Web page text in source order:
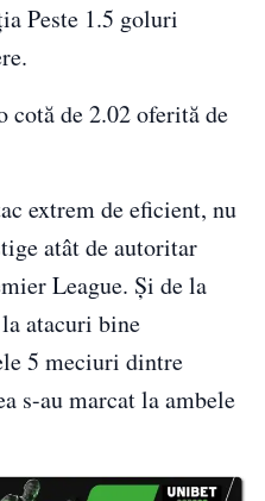
Peste 1.5 goluri
cotă de 2.02 oferită de
extrem de eficient, nu
atât de autoritar
League. Și de la
atacuri bine
5 meciuri dintre
s-au marcat la ambele